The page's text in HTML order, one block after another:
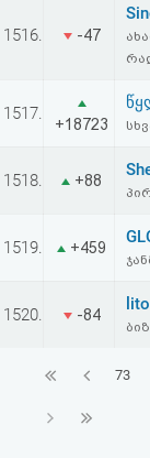
1516. -47
1517.
+18723
1518. +88
1519. +459
1520. -84
73